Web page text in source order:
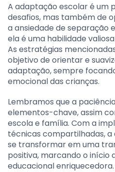
A adaptação escolar é um
desafios, mas também de
a ansiedade de separação
ela é uma habilidade
As estratégias
objetivo de orientar e
adaptação, sempre
emocional das crianças.
Lembramos que a
elementos-chave, assim
escola e família. Com a
técnicas compartilhadas,
se transformar em uma
positiva, marcando o início
educacional enriquecedora.